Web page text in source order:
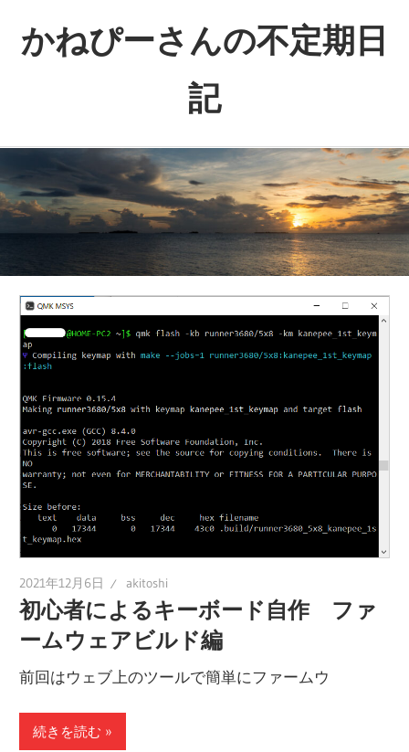
へ
キ
かねぴーさんの不定期日
記
2021年12月6日 akitoshi
初心者によるキーボード自作 ファ
ームウェアビルド編
前回はウェブ上のツールで簡単にファームウ
続きを読む